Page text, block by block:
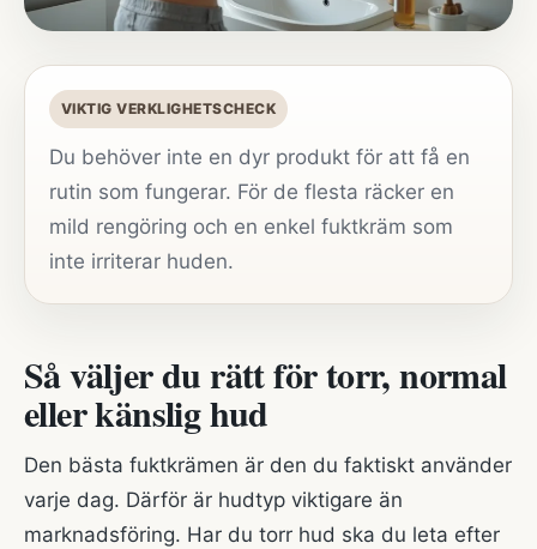
VIKTIG VERKLIGHETSCHECK
Du behöver inte en dyr produkt för att få en
rutin som fungerar. För de flesta räcker en
mild rengöring och en enkel fuktkräm som
inte irriterar huden.
Så väljer du rätt för torr, normal
eller känslig hud
Den bästa fuktkrämen är den du faktiskt använder
varje dag. Därför är hudtyp viktigare än
marknadsföring. Har du torr hud ska du leta efter